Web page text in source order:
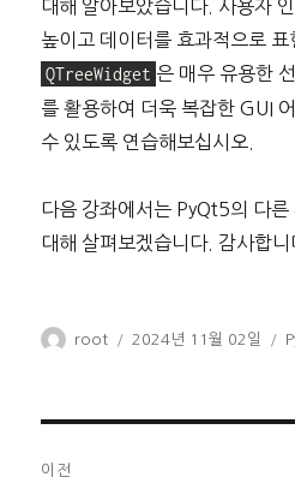
대해 알아보았습니다. 사용자
높이고 데이터를 효과적으로 표
QTreeWidget 은 매우 유용한
를 활용하여 더욱 복잡한 GUI
수 있도록 연습해보십시오.
다음 강좌에서는 PyQt5의 다른
대해 살펴보겠습니다. 감사합니
글
root
작
2024년 11월 02일
이전